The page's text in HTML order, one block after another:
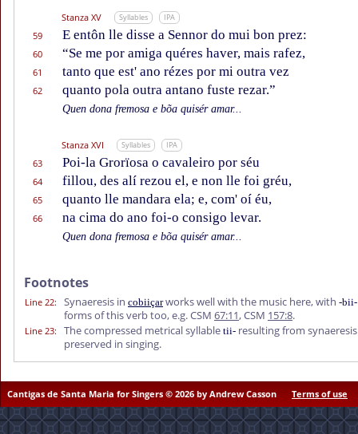
Stanza XV Syllables IPA
59 E entôn lle disse a Sennor do mui bon prez:
60 “Se me por amiga quéres haver, mais rafez,
61 tanto que est' ano rézes por mi outra vez
62 quanto pola outra antano fuste rezar.”
Quen dona fremosa e bõa quisér amar...
Stanza XVI Syllables IPA
63 Poi-la Grorïosa o cavaleiro por séu
64 fillou, des alí rezou el, e non lle foi gréu,
65 quanto lle mandara ela; e, com' oí éu,
66 na cima do ano foi-o consigo levar.
Quen dona fremosa e bõa quisér amar...
Footnotes
Line 22: Synaeresis in cobiiçarworks well with the music here, with -bii-
forms of this verb too, e.g. CSM 67:11, CSM 157:8.
Line 23: The compressed metrical syllable tii- resulting from
preserved in singing.
Cantigas de Santa Maria for Singers © 2026 by Andrew Casson Terms of use